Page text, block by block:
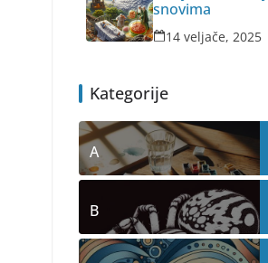
snovima
14 veljače, 2025
Kategorije
A
B